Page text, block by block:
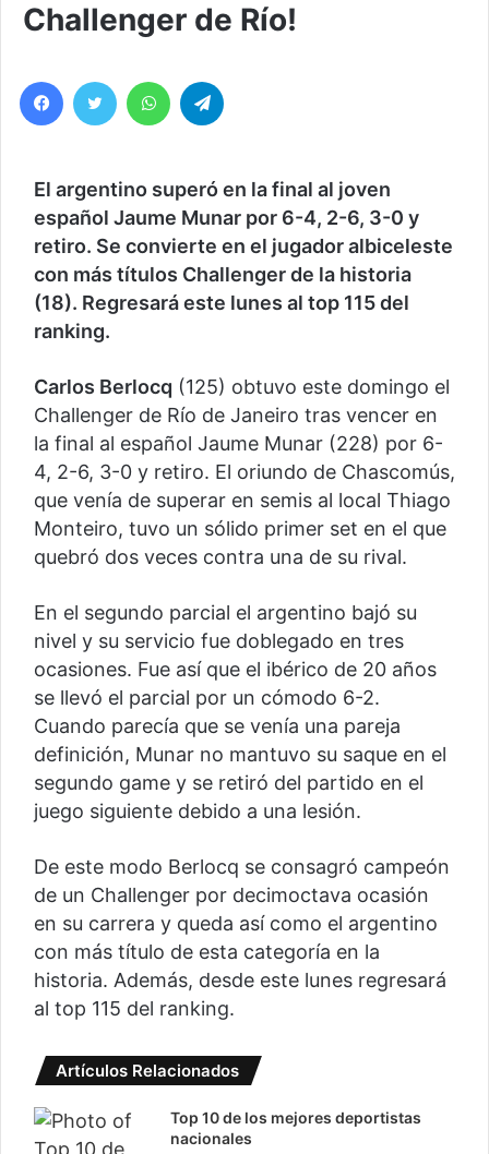
Challenger de Río!
El argentino superó en la final al joven
español Jaume Munar por 6-4, 2-6, 3-0 y
retiro. Se convierte en el jugador albiceleste
con más títulos Challenger de la historia
(18). Regresará este lunes al top 115 del
ranking.
Carlos Berlocq (125) obtuvo este domingo el
Challenger de Río de Janeiro tras vencer en
la final al español Jaume Munar (228) por 6-
4, 2-6, 3-0 y retiro. El oriundo de Chascomús,
que venía de superar en semis al local Thiago
Monteiro, tuvo un sólido primer set en el que
quebró dos veces contra una de su rival.
En el segundo parcial el argentino bajó su
nivel y su servicio fue doblegado en tres
ocasiones. Fue así que el ibérico de 20 años
se llevó el parcial por un cómodo 6-2.
Cuando parecía que se venía una pareja
definición, Munar no mantuvo su saque en el
segundo game y se retiró del partido en el
juego siguiente debido a una lesión.
De este modo Berlocq se consagró campeón
de un Challenger por decimoctava ocasión
en su carrera y queda así como el argentino
con más título de esta categoría en la
historia. Además, desde este lunes regresará
al top 115 del ranking.
Artículos Relacionados
Top 10 de los mejores deportistas
nacionales